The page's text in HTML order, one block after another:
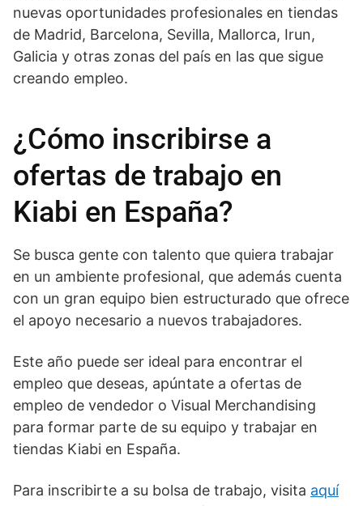
nuevas oportunidades profesionales en tiendas
de Madrid, Barcelona, Sevilla, Mallorca, Irun,
Galicia y otras zonas del país en las que sigue
creando empleo.
¿Cómo inscribirse a
ofertas de trabajo en
Kiabi en España?
Se busca gente con talento que quiera trabajar
en un ambiente profesional, que además cuenta
con un gran equipo bien estructurado que ofrece
el apoyo necesario a nuevos trabajadores.
Este año puede ser ideal para encontrar el
empleo que deseas, apúntate a ofertas de
empleo de vendedor o Visual Merchandising
para formar parte de su equipo y trabajar en
tiendas Kiabi en España.
Para inscribirte a su bolsa de trabajo, visita aquí